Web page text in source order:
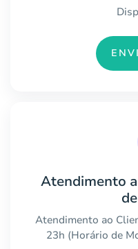
Atendimento
Atendimento ao
23h (Horário de